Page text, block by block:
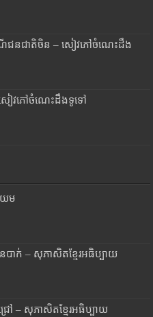
ណីជនជាតិចិន – សៀវភៅចំណេះដឹង
ៀវភៅចំណេះដឹងទូទៅ
យម
បាក់ – សុភាសិតខ្មែរអធិប្បាយ
រៅ – សុភាសិតខ្មែរអធិប្បាយ